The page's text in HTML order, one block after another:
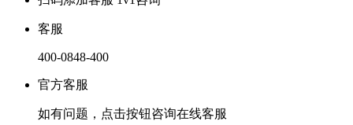
客服
400-0848-400
官方客服
如有问题，点击按钮咨询在线客服